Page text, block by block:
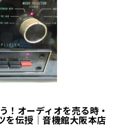
！オーディオを売る時・
を伝授｜音機館大阪本店